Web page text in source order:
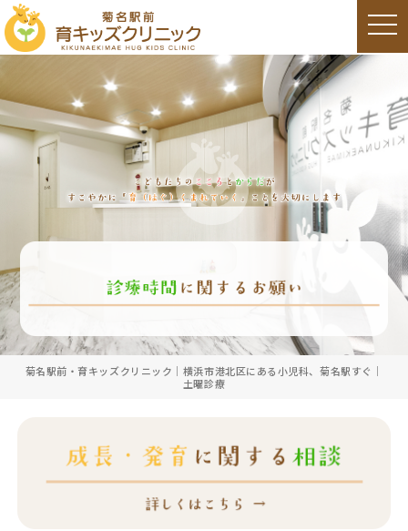
菊名駅前・育キッズクリニック｜横浜市港北区にある小児科、菊名駅すぐ｜
土曜診療
t
o
n
a
i
o